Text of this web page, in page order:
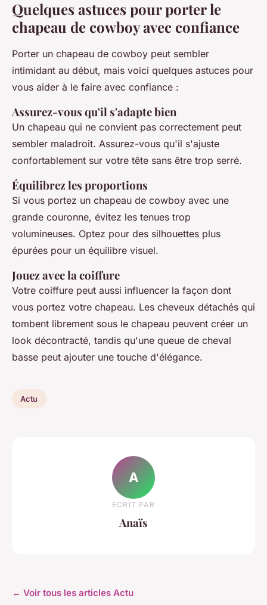
Quelques astuces pour porter le
chapeau de cowboy avec confiance
Porter un chapeau de cowboy peut sembler
intimidant au début, mais voici quelques astuces pour
vous aider à le faire avec confiance :
Assurez-vous qu'il s'adapte bien
Un chapeau qui ne convient pas correctement peut
sembler maladroit. Assurez-vous qu'il s'ajuste
confortablement sur votre tête sans être trop serré.
Équilibrez les proportions
Si vous portez un chapeau de cowboy avec une
grande couronne, évitez les tenues trop
volumineuses. Optez pour des silhouettes plus
épurées pour un équilibre visuel.
Jouez avec la coiffure
Votre coiffure peut aussi influencer la façon dont
vous portez votre chapeau. Les cheveux détachés qui
tombent librement sous le chapeau peuvent créer un
look décontracté, tandis qu'une queue de cheval
basse peut ajouter une touche d'élégance.
Actu
A
ECRIT PAR
Anaïs
← Voir tous les articles Actu